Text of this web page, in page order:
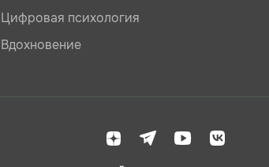
Цифровая психология
Вдохновение